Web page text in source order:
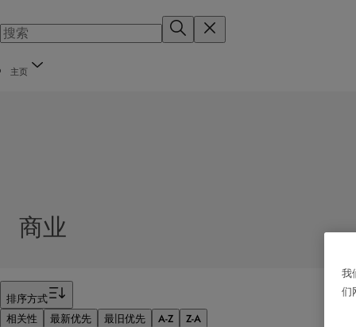
主页
商业
选器
排序方式
相关性
最新优先 最旧优先 A-Z Z-A
我
们